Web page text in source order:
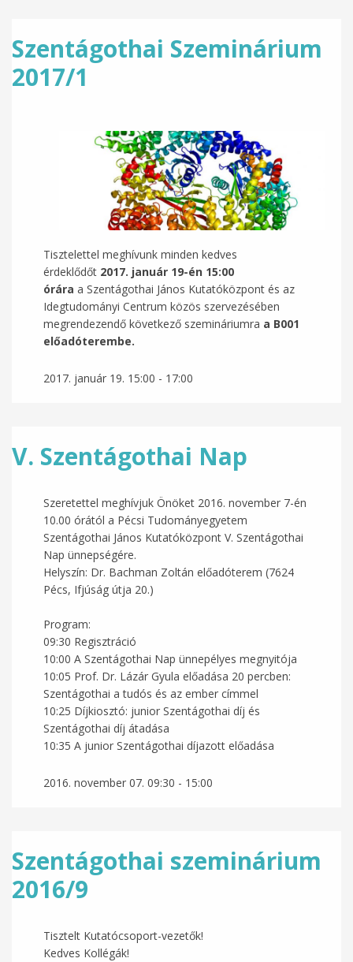
Szentágothai Szeminárium
2017/1
Tisztelettel meghívunk minden kedves
érdeklődőt 2017. január 19-én 15:00
órára a Szentágothai János Kutatóközpont és az
Idegtudományi Centrum közös szervezésében
megrendezendő következő szemináriumra a B001
előadóterembe.
2017. január 19. 15:00 - 17:00
V. Szentágothai Nap
Szeretettel meghívjuk Önöket 2016. november 7-én
10.00 órától a Pécsi Tudományegyetem
Szentágothai János Kutatóközpont V. Szentágothai
Nap ünnepségére.
Helyszín: Dr. Bachman Zoltán előadóterem (7624
Pécs, Ifjúság útja 20.)
Program:
09:30 Regisztráció
10:00 A Szentágothai Nap ünnepélyes megnyitója
10:05 Prof. Dr. Lázár Gyula előadása 20 percben:
Szentágothai a tudós és az ember címmel
10:25 Díjkiosztó: junior Szentágothai díj és
Szentágothai díj átadása
10:35 A junior Szentágothai díjazott előadása
2016. november 07. 09:30 - 15:00
Szentágothai szeminárium
2016/9
Tisztelt Kutatócsoport-vezetők!
Kedves Kollégák!